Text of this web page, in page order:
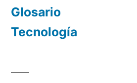
Glosario
Tecnología